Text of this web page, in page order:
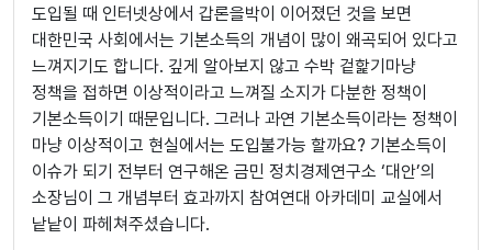
도입될 때 인터넷상에서 갑론을박이 이어졌던 것을 보면
대한민국 사회에서는 기본소득의 개념이 많이 왜곡되어 있다고
느껴지기도 합니다. 깊게 알아보지 않고 수박 겉핥기마냥
정책을 접하면 이상적이라고 느껴질 소지가 다분한 정책이
기본소득이기 때문입니다. 그러나 과연 기본소득이라는 정책이
마냥 이상적이고 현실에서는 도입불가능 할까요? 기본소득이
이슈가 되기 전부터 연구해온 금민 정치경제연구소 ‘대안’의
소장님이 그 개념부터 효과까지 참여연대 아카데미 교실에서
낱낱이 파헤쳐주셨습니다.